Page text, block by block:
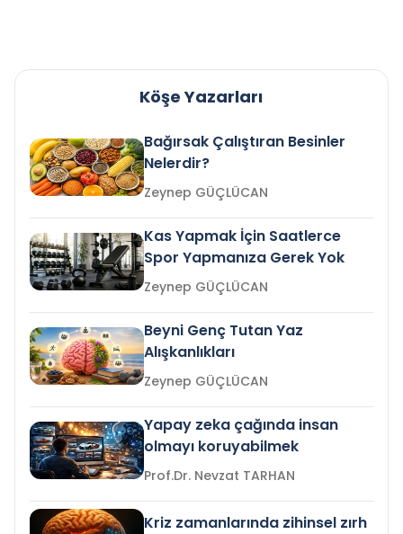
Köşe Yazarları
Bağırsak Çalıştıran Besinler
Nelerdir?
Zeynep GÜÇLÜCAN
Kas Yapmak İçin Saatlerce
Spor Yapmanıza Gerek Yok
Zeynep GÜÇLÜCAN
Beyni Genç Tutan Yaz
Alışkanlıkları
Zeynep GÜÇLÜCAN
Yapay zeka çağında insan
olmayı koruyabilmek
Prof.Dr. Nevzat TARHAN
Kriz zamanlarında zihinsel zırh